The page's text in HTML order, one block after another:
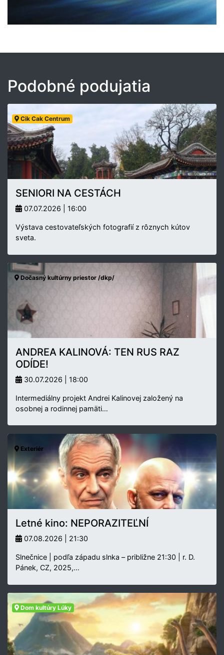
Podobné podujatia
Cik Cak Centrum
SENIORI NA CESTÁCH
07.07.2026 | 16:00
Výstava cestovateľských fotografií z rôznych kútov
sveta.
Dočasný kultúrny priestor /dkp/
ANDREA KALINOVÁ: TEN RUS RAZ
ODÍDE!
30.07.2026 | 18:00
Intermediálny projekt Andrei Kalinovej založený na
osobnej a rodinnej pamäti…
Exteriér
Letné kino: NEPORAZITEĽNÍ
07.08.2026 | 21:30
Slnečnice | podľa západu slnka – približne 21:30 | r. D.
Pánek, CZ, 2025,…
Dom kultúry Lúky